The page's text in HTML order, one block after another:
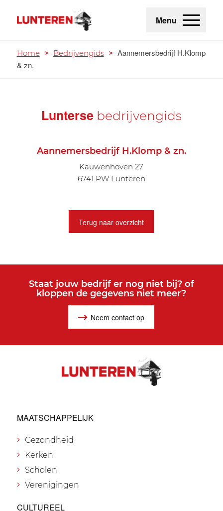
Menu
Home > Bedrijvengids > Aannemersbedrijf H.Klomp
& zn.
Lunterse bedrijvengids
Aannemersbedrijf H.Klomp & zn.
Kauwenhoven 27
6741 PW Lunteren
Terug naar overzicht
Staat jouw bedrijf er nog niet bij? of
kloppen de gegevens niet meer?
Neem contact op
MAATSCHAPPELIJK
Gezondheid
Kerken
Scholen
Verenigingen
CULTUREEL